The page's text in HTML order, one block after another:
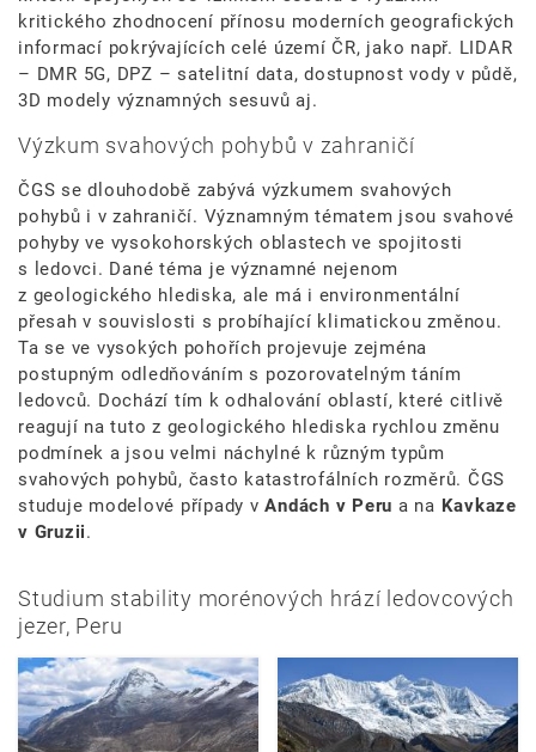
kritického zhodnocení přínosu moderních geografických
informací pokrývajících celé území ČR, jako např. LIDAR
– DMR 5G, DPZ – satelitní data, dostupnost vody v půdě,
3D modely významných sesuvů aj.
Výzkum svahových pohybů v zahraničí
ČGS se dlouhodobě zabývá výzkumem svahových
pohybů i v zahraničí. Významným tématem jsou svahové
pohyby ve vysokohorských oblastech ve spojitosti
s ledovci. Dané téma je významné nejenom
z geologického hlediska, ale má i environmentální
přesah v souvislosti s probíhající klimatickou změnou.
Ta se ve vysokých pohořích projevuje zejména
postupným odledňováním s pozorovatelným táním
ledovců. Dochází tím k odhalování oblastí, které citlivě
reagují na tuto z geologického hlediska rychlou změnu
podmínek a jsou velmi náchylné k různým typům
svahových pohybů, často katastrofálních rozměrů. ČGS
studuje modelové případy vAndách v Peru a na Kavkaze
v Gruzii.
Studium stability morénových hrází ledovcových
jezer, Peru